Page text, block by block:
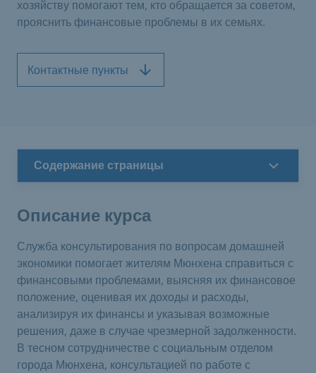
хозяйству помогают тем, кто обращается за советом,
прояснить финансовые проблемы в их семьях.
Контактные пункты
Содержание страницы
Описание курса
Служба консультирования по вопросам домашней
экономики помогает жителям Мюнхена справиться с
финансовыми проблемами, выясняя их финансовое
положение, оценивая их доходы и расходы,
анализируя их финансы и указывая возможные
решения, даже в случае чрезмерной задолженности.
В тесном сотрудничестве с социальным отделом
города Мюнхена, консультацией по работе с